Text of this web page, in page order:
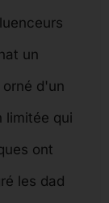
un
d'un
limitée qui
ont
les dad